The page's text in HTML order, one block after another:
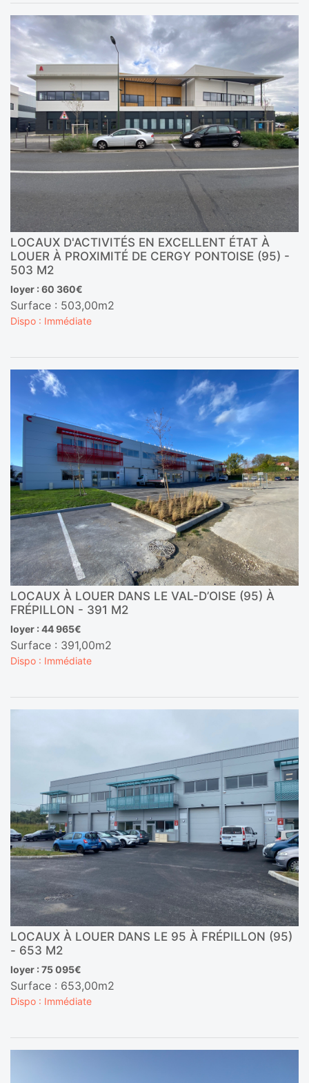
LOCAUX D'ACTIVITÉS EN EXCELLENT ÉTAT À
LOUER À PROXIMITÉ DE CERGY PONTOISE (95) -
503 M2
loyer : 60 360€
Surface : 503,00m2
Dispo : Immédiate
LOCAUX À LOUER DANS LE VAL-D’OISE (95) À
FRÉPILLON - 391 M2
loyer : 44 965€
Surface : 391,00m2
Dispo : Immédiate
LOCAUX À LOUER DANS LE 95 À FRÉPILLON (95)
- 653 M2
loyer : 75 095€
Surface : 653,00m2
Dispo : Immédiate